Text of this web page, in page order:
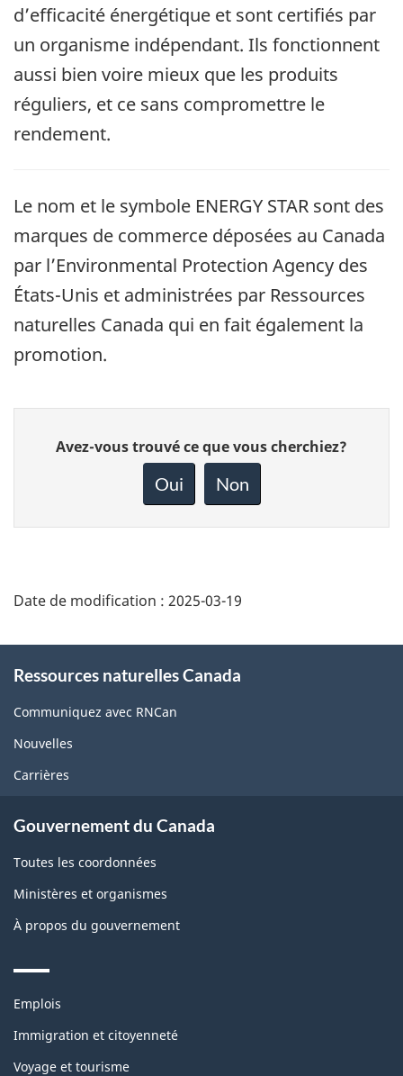
d’efficacité énergétique et sont certifiés par
un organisme indépendant. Ils fonctionnent
aussi bien voire mieux que les produits
réguliers, et ce sans compromettre le
rendement.
Le nom et le symbole ENERGY STAR sont des
marques de commerce déposées au Canada
par l’Environmental Protection Agency des
États-Unis et administrées par Ressources
naturelles Canada qui en fait également la
promotion.
Donnez
votre
page
Avez-vous trouvé ce que vous cherchiez?
Oui Non
Date de modification : 2025-03-19
this
site
Ressources naturelles Canada
Communiquez avec RNCan
Nouvelles
Carrières
Gouvernement du Canada
Toutes les coordonnées
Ministères et organismes
À propos du gouvernement
Themes
topics
Emplois
Immigration et citoyenneté
Voyage et tourisme